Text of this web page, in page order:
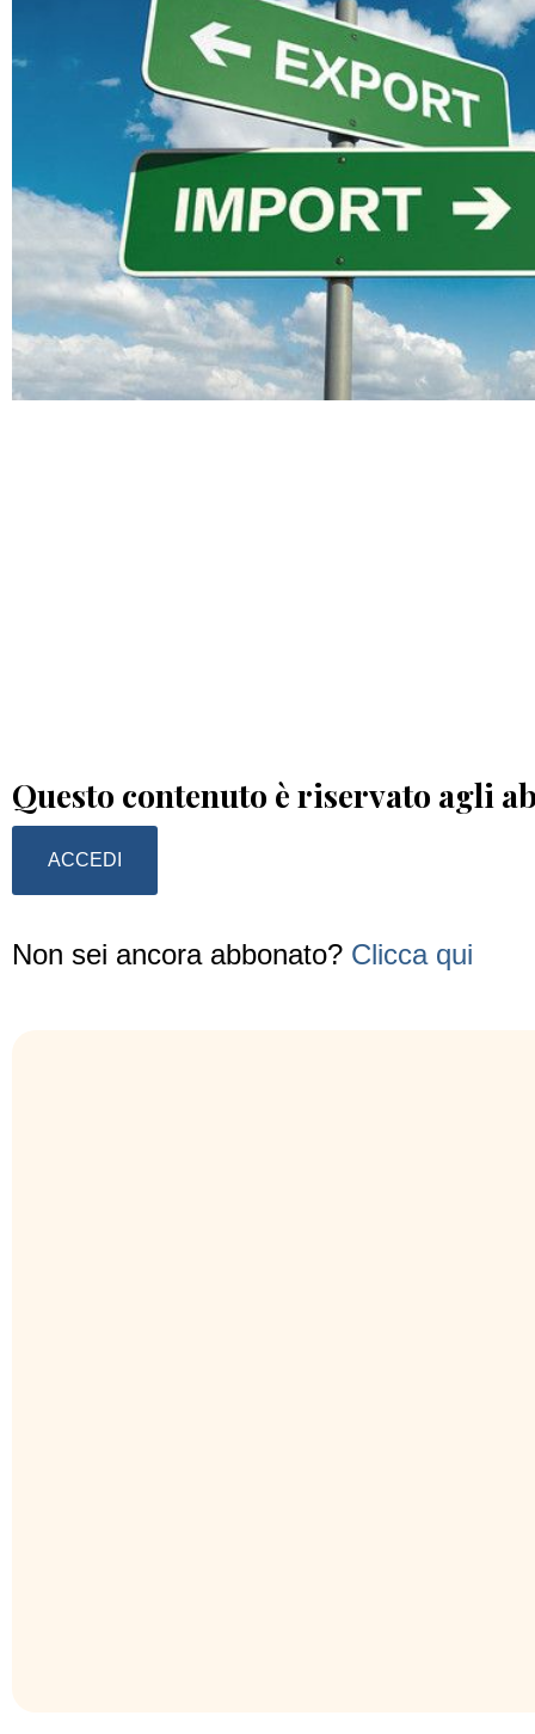
Questo contenuto è riservato agli
ACCEDI
Non sei ancora abbonato? Clicca qui